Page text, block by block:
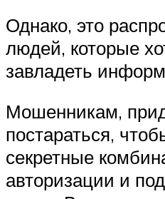
Однако, это
людей, которые
завладеть
Мошенникам,
постараться,
секретные
авторизации и